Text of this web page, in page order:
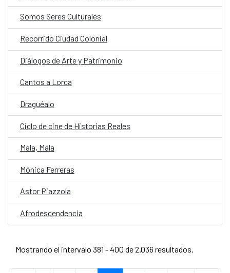
Somos Seres Culturales
Recorrido Ciudad Colonial
Diálogos de Arte y Patrimonio
Cantos a Lorca
Draguéalo
Ciclo de cine de Historias Reales
Mala, Mala
Mónica Ferreras
Astor Piazzola
Afrodescendencia
Mostrando el intervalo 381 - 400 de 2.036 resultados.